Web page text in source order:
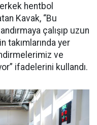
hentbol
Kavak, “Bu
çalışıp uzun
takımlarında yer
ve
ifadelerini kullandı.